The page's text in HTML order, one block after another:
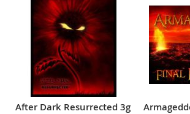
After Dark Resurrected 3g